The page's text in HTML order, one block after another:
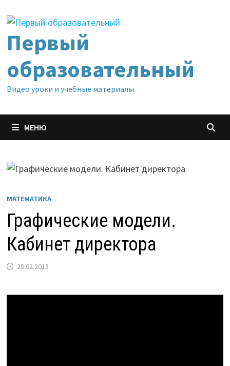
содержимому
Первый
образовательный
Видео уроки и учебные материалы
МЕНЮ
МАТЕМАТИКА
Графические модели.
Кабинет директора
28.02.2013